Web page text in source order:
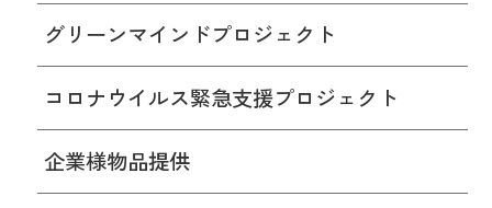
グリーンマインドプロジェクト
コロナウイルス緊急支援プロジェクト
企業様物品提供